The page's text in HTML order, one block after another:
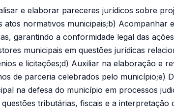
e elaborar pareceres jurídicos sobre
atos normativos municipais;b) Acompanhar
garantindo a conformidade legal das
municipais em questões jurídicas
e licitações;d) Auxiliar na elaboração e
de parceria celebrados pelo município;e)
na defesa do município em processos
tributárias, fiscais e a interpretação